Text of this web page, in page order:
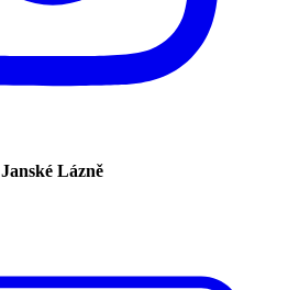
Janské Lázně